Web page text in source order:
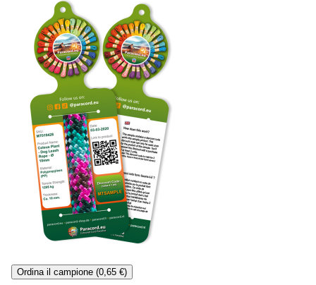
Ordina il campione (0,65 €)